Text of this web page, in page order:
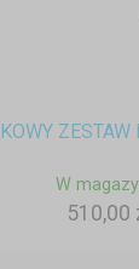
W
510,00